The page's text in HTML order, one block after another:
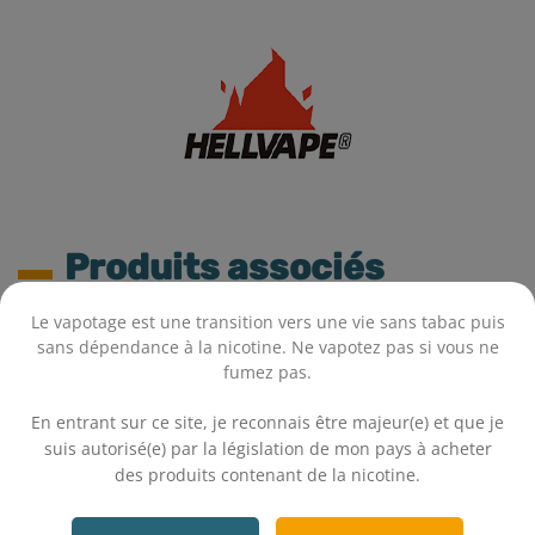
Le vapotage est une transition vers une vie sans tabac puis
sans dépendance à la nicotine. Ne vapotez pas si vous ne
fumez pas.
En entrant sur ce site, je reconnais être majeur(e) et que je
suis autorisé(e) par la législation de mon pays à acheter
des produits contenant de la nicotine.
Produits associés